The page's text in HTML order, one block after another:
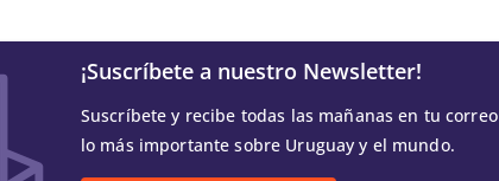
¡Suscríbete a nuestro Newsletter!
Suscríbete y recibe todas las mañanas en tu correo
lo más importante sobre Uruguay y el mundo.